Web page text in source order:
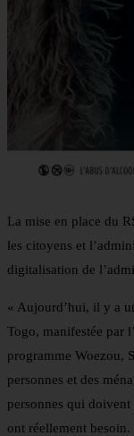
La mise en place du
les citoyens et
digitalisation de
« Aujourd’hui, il y a
Togo, manifestée par
programme Woezou,
personnes et des
personnes qui
ont réellement besoin.